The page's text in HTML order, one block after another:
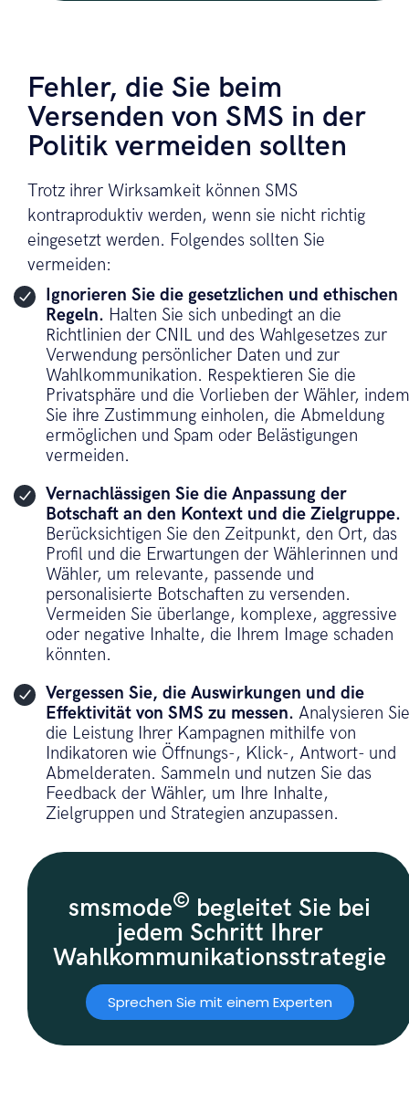
Fehler, die Sie beim
Versenden von SMS in der
Politik vermeiden sollten
Trotz ihrer Wirksamkeit können SMS
kontraproduktiv werden, wenn sie nicht richtig
eingesetzt werden. Folgendes sollten Sie
vermeiden:
Ignorieren Sie die gesetzlichen und ethischen
Regeln. Halten Sie sich unbedingt an die
Richtlinien der CNIL und des Wahlgesetzes zur
Verwendung persönlicher Daten und zur
Wahlkommunikation. Respektieren Sie die
Privatsphäre und die Vorlieben der Wähler, indem
Sie ihre Zustimmung einholen, die Abmeldung
ermöglichen und Spam oder Belästigungen
vermeiden.
Vernachlässigen Sie die Anpassung der
Botschaft an den Kontext und die Zielgruppe.
Berücksichtigen Sie den Zeitpunkt, den Ort, das
Profil und die Erwartungen der Wählerinnen und
Wähler, um relevante, passende und
personalisierte Botschaften zu versenden.
Vermeiden Sie überlange, komplexe, aggressive
oder negative Inhalte, die Ihrem Image schaden
könnten.
Vergessen Sie, die Auswirkungen und die
Effektivität von SMS zu messen. Analysieren Sie
die Leistung Ihrer Kampagnen mithilfe von
Indikatoren wie Öffnungs-, Klick-, Antwort- und
Abmelderaten. Sammeln und nutzen Sie das
Feedback der Wähler, um Ihre Inhalte,
Zielgruppen und Strategien anzupassen.
smsmode© begleitet Sie bei
jedem Schritt Ihrer
Wahlkommunikationsstrategie
Sprechen Sie mit einem Experten